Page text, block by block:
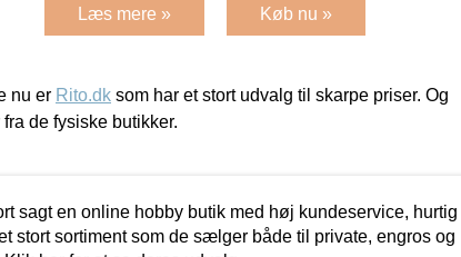
Læs mere » Køb nu »
nu er Rito.dk som har et stort udvalg til skarpe priser. Og
de fysiske butikker.
sagt en online hobby butik med høj kundeservice, hurtig
stort sortiment som de sælger både til private, engros og